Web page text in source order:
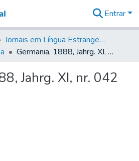
&
Coleções
Tudo na
Digital
Entrar
Jornais em Língua Estrangeira
Germania, 1888, Jahrg. XI, nr. 042
Jahrg. XI, nr. 042